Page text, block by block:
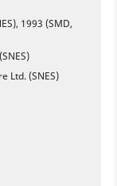
1993 (SMD,
Ltd. (SNES)